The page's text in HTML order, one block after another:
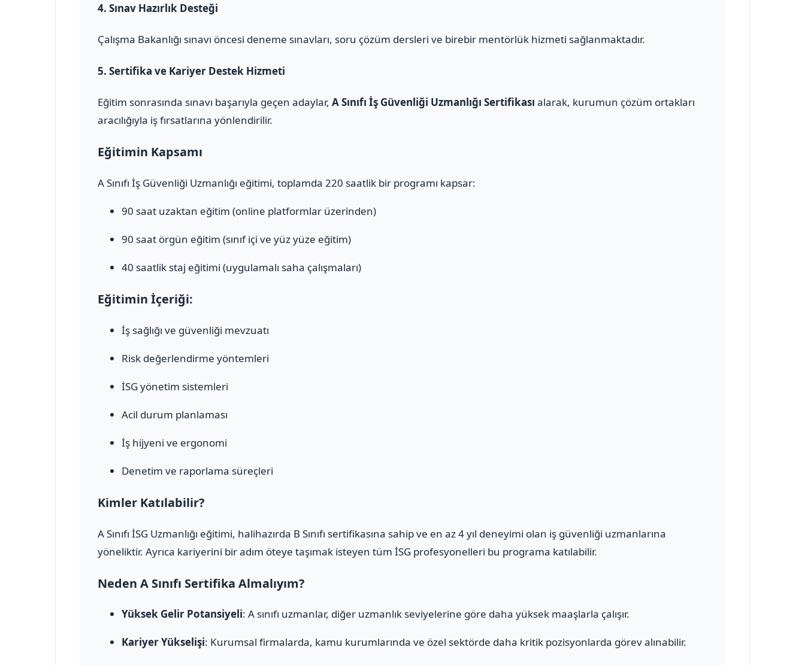
4. Sınav Hazırlık Desteği
Çalışma Bakanlığı sınavı öncesi deneme sınavları, soru çözüm dersleri ve birebir mentörlük hizmeti sağlanmaktadır.
5. Sertifika ve Kariyer Destek Hizmeti
Eğitim sonrasında sınavı başarıyla geçen adaylar, A Sınıfı İş Güvenliği Uzmanlığı Sertifikası alarak, kurumun çözüm ortakları
aracılığıyla iş fırsatlarına yönlendirilir.
Eğitimin Kapsamı
A Sınıfı İş Güvenliği Uzmanlığı eğitimi, toplamda 220 saatlik bir programı kapsar:
90 saat uzaktan eğitim (online platformlar üzerinden)
90 saat örgün eğitim (sınıf içi ve yüz yüze eğitim)
40 saatlik staj eğitimi (uygulamalı saha çalışmaları)
Eğitimin İçeriği:
İş sağlığı ve güvenliği mevzuatı
Risk değerlendirme yöntemleri
İSG yönetim sistemleri
Acil durum planlaması
İş hijyeni ve ergonomi
Denetim ve raporlama süreçleri
Kimler Katılabilir?
A Sınıfı İSG Uzmanlığı eğitimi, halihazırda B Sınıfı sertifikasına sahip ve en az 4 yıl deneyimi olan iş güvenliği uzmanlarına
yöneliktir. Ayrıca kariyerini bir adım öteye taşımak isteyen tüm İSG profesyonelleri bu programa katılabilir.
Neden A Sınıfı Sertifika Almalıyım?
Yüksek Gelir Potansiyeli: A sınıfı uzmanlar, diğer uzmanlık seviyelerine göre daha yüksek maaşlarla çalışır.
Kariyer Yükselişi: Kurumsal firmalarda, kamu kurumlarında ve özel sektörde daha kritik pozisyonlarda görev alınabilir.